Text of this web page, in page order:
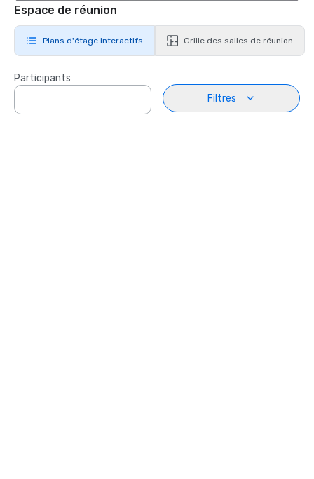
Espace de réunion
Plans d'étage interactifs Grille des salles de réunion
Participants
Filtres